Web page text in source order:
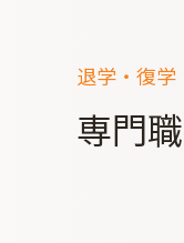
退学・復学
専門